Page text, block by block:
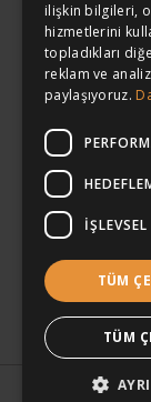
Antalya
Antalya
Antalya
Regal
İletişim
© 2026 .
ilişkin bilgileri,
hizmetlerini
topladıkları
reklam ve
paylaşıyoruz.
İŞLEVSEL
TÜM
TÜM